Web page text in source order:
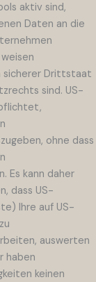
aktiv sind,
Daten an die
sicherer Drittstaat
sind. US-
ohne dass
Es kann daher
dass US-
Ihre auf US-
auswerten
haben
keinen